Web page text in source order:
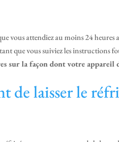
vous attendiez au moins 24
que vous suiviez les instructions
sur la façon dont votre appareil
de laisser le